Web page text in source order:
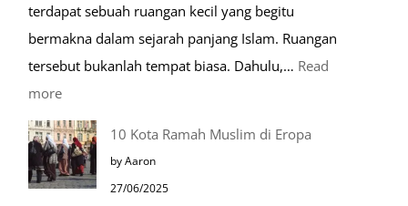
terdapat sebuah ruangan kecil yang begitu
bermakna dalam sejarah panjang Islam. Ruangan
tersebut bukanlah tempat biasa. Dahulu,… Read
more:
Tiga
Makam
Mulia
10 Kota Ramah Muslim di Eropa
by Aaron
27/06/2025